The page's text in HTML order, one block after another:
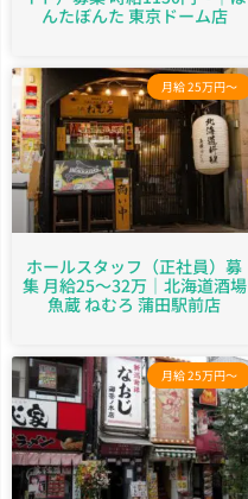
んたぼんた 東京ドーム店
月給 25万円～
ホールスタッフ（正社員）募
集 月給25～32万｜北海道酒場
魚蔵 ねむろ 蒲田駅前店
月給 25万円～